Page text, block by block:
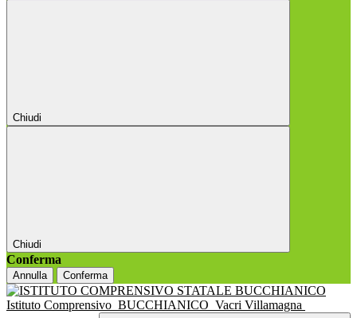
Chiudi
Chiudi
Conferma
Annulla Conferma
Istituto Comprensivo BUCCHIANICO Vacri Villamagna